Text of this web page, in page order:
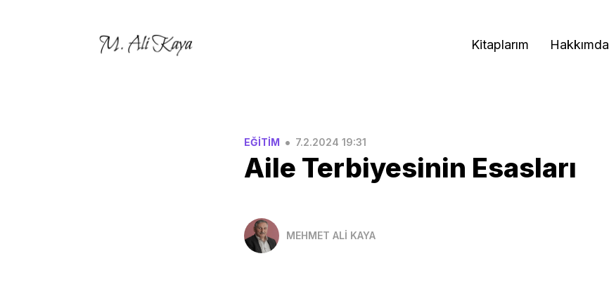
Kitaplarım Hakkımda
EĞİTİM • 7.2.2024 19:31
Aile Terbiyesinin Esasları
MEHMET ALİ KAYA